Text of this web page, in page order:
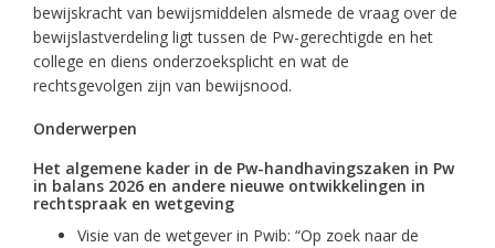
bewijskracht van bewijsmiddelen alsmede de vraag over de
bewijslastverdeling ligt tussen de Pw-gerechtigde en het
college en diens onderzoeksplicht en wat de
rechtsgevolgen zijn van bewijsnood.
Onderwerpen
Het algemene kader in de Pw-handhavingszaken in Pw
in balans 2026 en andere nieuwe ontwikkelingen in
rechtspraak en wetgeving
Visie van de wetgever in Pwib: “Op zoek naar de